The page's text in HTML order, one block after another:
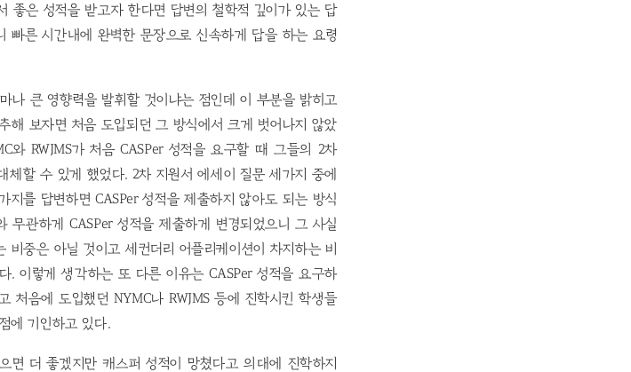
좋은 성적을 받고자 한다면 답변의 철학적 깊이가 있는 답
빠른 시간내에 완벽한 문장으로 신속하게 답을 하는 요령
나 큰 영향력을 발휘할 것이냐는 점인데 이 부분을 밝히고
해 보자면 처음 도입되던 그 방식에서 크게 벗어나지 않았
와 RWJMS가 처음 CASPer 성적을 요구할 때 그들의 2차
할 수 있게 했었다. 2차 지원서 에세이 질문 세가지 중에
지를 답변하면 CASPer 성적을 제출하지 않아도 되는 방식
무관하게 CASPer 성적을 제출하게 변경되었으니 그 사실
중은 아닐 것이고 세컨더리 어플리케이션이 차지하는 비
. 이렇게 생각하는 또 다른 이유는 CASPer 성적을 요구하
음에 도입했던 NYMC나 RWJMS 등에 진학시킨 학생들
에 기인하고 있다.
면 더 좋겠지만 캐스퍼 성적이 망쳤다고 의대에 진학하지